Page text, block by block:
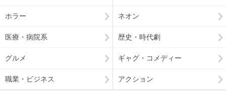
ホラー ネオン
医療・病院系 歴史・時代劇
グルメ ギャグ・コメディー
職業・ビジネス アクション